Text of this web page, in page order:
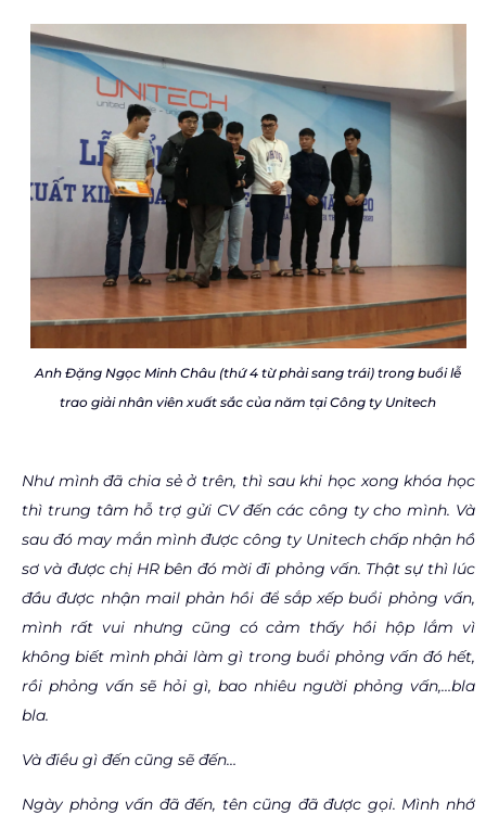
Anh Đặng Ngọc Minh Châu (thứ 4 từ phải sang trái) trong buổi lễ
trao giải nhân viên xuất sắc của năm tại Công ty Unitech
Như mình đã chia sẻ ở trên, thì sau khi học xong khóa học
thì trung tâm hỗ trợ gửi CV đến các công ty cho mình. Và
sau đó may mắn mình được công ty Unitech chấp nhận hồ
sơ và được chị HR bên đó mời đi phỏng vấn. Thật sự thì lúc
đầu được nhận mail phản hồi để sắp xếp buổi phỏng vấn,
mình rất vui nhưng cũng có cảm thấy hồi hộp lắm vì
không biết mình phải làm gì trong buổi phỏng vấn đó hết,
rồi phỏng vấn sẽ hỏi gì, bao nhiêu người phỏng vấn,…bla
bla.
Và điều gì đến cũng sẽ đến…
Ngày phỏng vấn đã đến, tên cũng đã được gọi. Mình nhớ